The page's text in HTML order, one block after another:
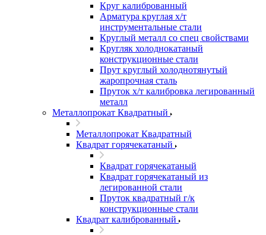
Круг калиброванный
Арматура круглая х/т
инструментальные стали
Круглый металл со спец свойствами
Кругляк холоднокатаный
конструкционные стали
Прут круглый холоднотянутый
жаропрочная сталь
Пруток х/т калибровка легированный
металл
Металлопрокат Квадратный
Металлопрокат Квадратный
Квадрат горячекатаный
Квадрат горячекатаный
Квадрат горячекатаный из
легированной стали
Пруток квадратный г/к
конструкционные стали
Квадрат калиброванный